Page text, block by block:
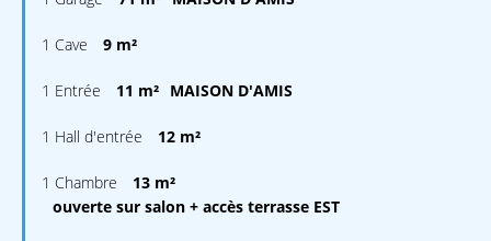
1 Cave 9 m²
1 Entrée 11 m² MAISON D'AMIS
1 Hall d'entrée 12 m²
1 Chambre
13 m²
ouverte sur salon + accès terrasse EST